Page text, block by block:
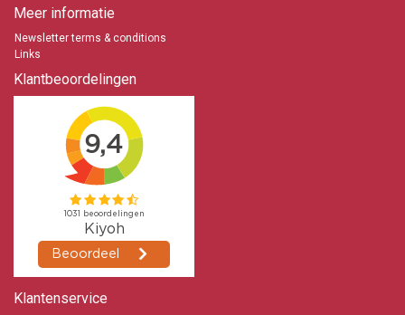
Meer informatie
Newsletter terms & conditions
Links
Klantbeoordelingen
Klantenservice